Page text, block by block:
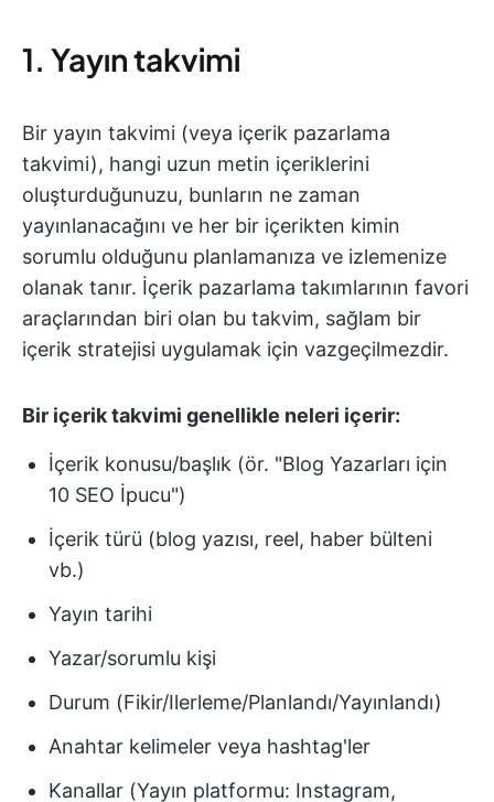
1. Yayın takvimi
Bir yayın takvimi (veya içerik pazarlama
takvimi), hangi uzun metin içeriklerini
oluşturduğunuzu, bunların ne zaman
yayınlanacağını ve her bir içerikten kimin
sorumlu olduğunu planlamanıza ve izlemenize
olanak tanır. İçerik pazarlama takımlarının favori
araçlarından biri olan bu takvim, sağlam bir
içerik stratejisi uygulamak için vazgeçilmezdir.
Bir içerik takvimi genellikle neleri içerir:
İçerik konusu/başlık (ör. "Blog Yazarları için
10 SEO İpucu")
İçerik türü (blog yazısı, reel, haber bülteni
vb.)
Yayın tarihi
Yazar/sorumlu kişi
Durum (Fikir/Ilerleme/Planlandı/Yayınlandı)
Anahtar kelimeler veya hashtag'ler
Kanallar (Yayın platformu: Instagram,